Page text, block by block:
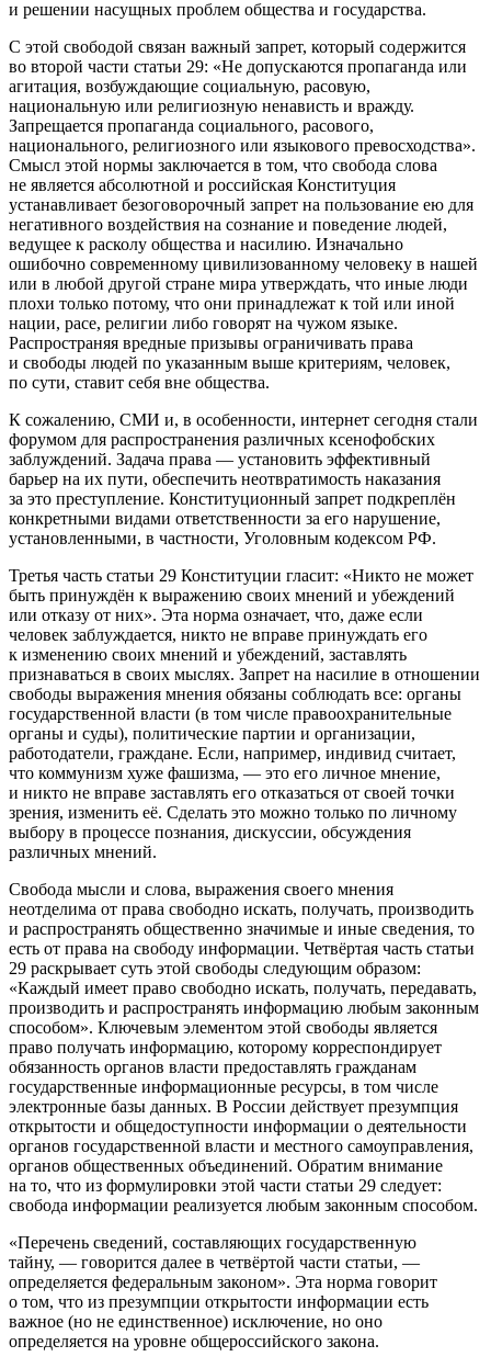
и решении насущных проблем общества и государства.
С этой свободой связан важный запрет, который содержится
во второй части статьи 29: «Не допускаются пропаганда или
агитация, возбуждающие социальную, расовую,
национальную или религиозную ненависть и вражду.
Запрещается пропаганда социального, расового,
национального, религиозного или языкового превосходства».
Смысл этой нормы заключается в том, что свобода слова
не является абсолютной и российская Конституция
устанавливает безоговорочный запрет на пользование ею для
негативного воздействия на сознание и поведение людей,
ведущее к расколу общества и насилию. Изначально
ошибочно современному цивилизованному человеку в нашей
или в любой другой стране мира утверждать, что иные люди
плохи только потому, что они принадлежат к той или иной
нации, расе, религии либо говорят на чужом языке.
Распространяя вредные призывы ограничивать права
и свободы людей по указанным выше критериям, человек,
по сути, ставит себя вне общества.
К сожалению, СМИ и, в особенности, интернет сегодня стали
форумом для распространения различных ксенофобских
заблуждений. Задача права — установить эффективный
барьер на их пути, обеспечить неотвратимость наказания
за это преступление. Конституционный запрет подкреплён
конкретными видами ответственности за его нарушение,
установленными, в частности, Уголовным кодексом РФ.
Третья часть статьи 29 Конституции гласит: «Никто не может
быть принуждён к выражению своих мнений и убеждений
или отказу от них». Эта норма означает, что, даже если
человек заблуждается, никто не вправе принуждать его
к изменению своих мнений и убеждений, заставлять
признаваться в своих мыслях. Запрет на насилие в отношении
свободы выражения мнения обязаны соблюдать все: органы
государственной власти (в том числе правоохранительные
органы и суды), политические партии и организации,
работодатели, граждане. Если, например, индивид считает,
что коммунизм хуже фашизма, — это его личное мнение,
и никто не вправе заставлять его отказаться от своей точки
зрения, изменить её. Сделать это можно только по личному
выбору в процессе познания, дискуссии, обсуждения
различных мнений.
Свобода мысли и слова, выражения своего мнения
неотделима от права свободно искать, получать, производить
и распространять общественно значимые и иные сведения, то
есть от права на свободу информации. Четвёртая часть статьи
29 раскрывает суть этой свободы следующим образом:
«Каждый имеет право свободно искать, получать, передавать,
производить и распространять информацию любым законным
способом». Ключевым элементом этой свободы является
право получать информацию, которому корреспондирует
обязанность органов власти предоставлять гражданам
государственные информационные ресурсы, в том числе
электронные базы данных. В России действует презумпция
открытости и общедоступности информации о деятельности
органов государственной власти и местного самоуправления,
органов общественных объединений. Обратим внимание
на то, что из формулировки этой части статьи 29 следует:
свобода информации реализуется любым законным способом.
«Перечень сведений, составляющих государственную
тайну, — говорится далее в четвёртой части статьи, —
определяется федеральным законом». Эта норма говорит
о том, что из презумпции открытости информации есть
важное (но не единственное) исключение, но оно
определяется на уровне общероссийского закона.